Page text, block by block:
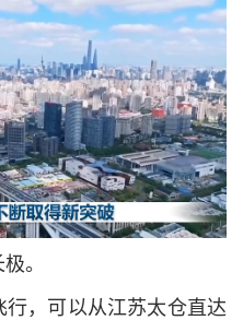
。
行，可以从江苏太仓直达